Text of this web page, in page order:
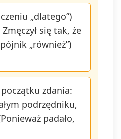
„dlatego”)
się tak, że
„również”)
zdania:
podrzędniku,
padało,